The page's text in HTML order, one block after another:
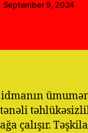
September 9, 2024
çalışır.